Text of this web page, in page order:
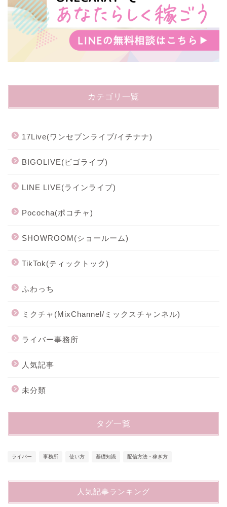
カテゴリ一覧
17Live(ワンセブンライブ/イチナナ)
BIGOLIVE(ビゴライブ)
LINE LIVE(ラインライブ)
Pococha(ポコチャ)
SHOWROOM(ショールーム)
TikTok(ティックトック)
ふわっち
ミクチャ(MixChannel/ミックスチャンネル)
ライバー事務所
人気記事
未分類
タグ一覧
ライバー 事務所 使い方 基礎知識 配信方法・稼ぎ方
人気記事ランキング